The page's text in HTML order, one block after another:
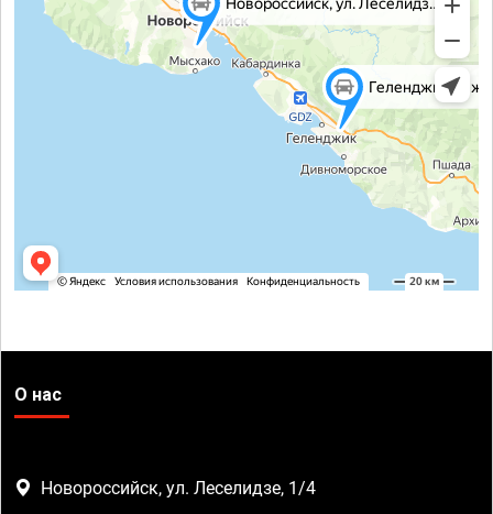
О нас
Новороссийск, ул. Леселидзе, 1/4